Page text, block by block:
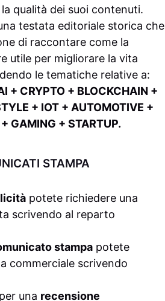
qualità dei suoi contenuti.
testata editoriale storica che
di raccontare come la
utile per migliorare la vita
le tematiche relative a:
+ CRYPTO + BLOCKCHAIN +
+ IOT + AUTOMOTIVE +
GAMING + STARTUP.
STAMPA
potete richiedere una
scrivendo al reparto
stampa potete
commerciale scrivendo
una recensione